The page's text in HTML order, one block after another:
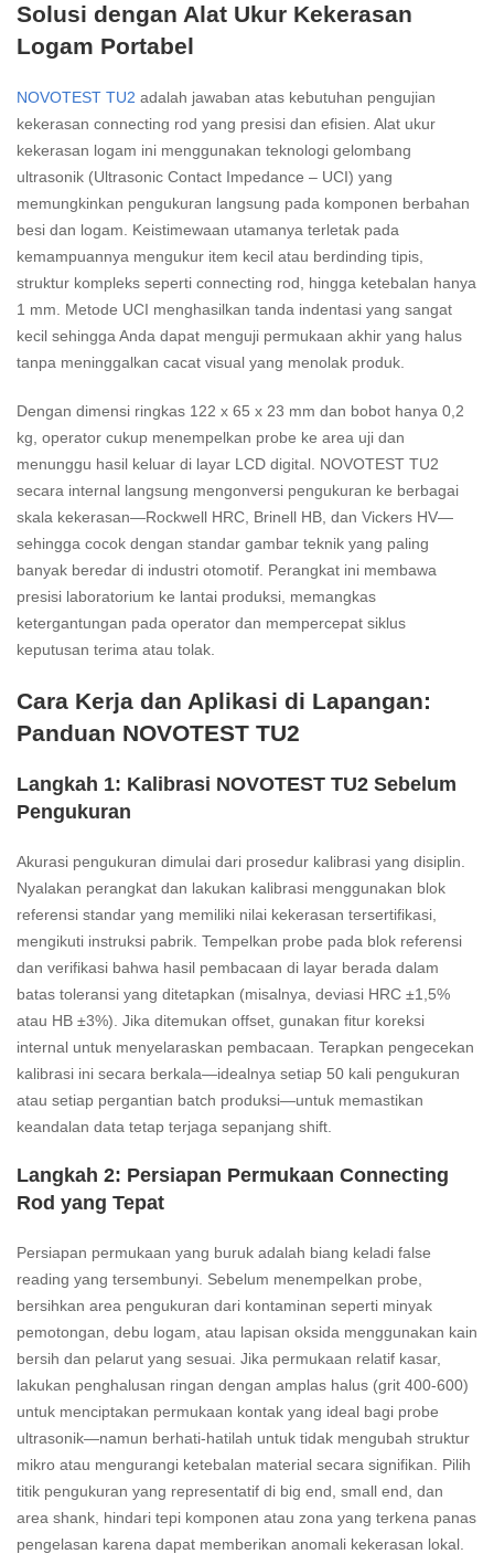
Solusi dengan Alat Ukur Kekerasan
Logam Portabel
NOVOTEST TU2 adalah jawaban atas kebutuhan pengujian
kekerasan connecting rod yang presisi dan efisien. Alat ukur
kekerasan logam ini menggunakan teknologi gelombang
ultrasonik (Ultrasonic Contact Impedance – UCI) yang
memungkinkan pengukuran langsung pada komponen berbahan
besi dan logam. Keistimewaan utamanya terletak pada
kemampuannya mengukur item kecil atau berdinding tipis,
struktur kompleks seperti connecting rod, hingga ketebalan hanya
1 mm. Metode UCI menghasilkan tanda indentasi yang sangat
kecil sehingga Anda dapat menguji permukaan akhir yang halus
tanpa meninggalkan cacat visual yang menolak produk.
Dengan dimensi ringkas 122 x 65 x 23 mm dan bobot hanya 0,2
kg, operator cukup menempelkan probe ke area uji dan
menunggu hasil keluar di layar LCD digital. NOVOTEST TU2
secara internal langsung mengonversi pengukuran ke berbagai
skala kekerasan—Rockwell HRC, Brinell HB, dan Vickers HV—
sehingga cocok dengan standar gambar teknik yang paling
banyak beredar di industri otomotif. Perangkat ini membawa
presisi laboratorium ke lantai produksi, memangkas
ketergantungan pada operator dan mempercepat siklus
keputusan terima atau tolak.
Cara Kerja dan Aplikasi di Lapangan:
Panduan NOVOTEST TU2
Langkah 1: Kalibrasi NOVOTEST TU2 Sebelum
Pengukuran
Akurasi pengukuran dimulai dari prosedur kalibrasi yang disiplin.
Nyalakan perangkat dan lakukan kalibrasi menggunakan blok
referensi standar yang memiliki nilai kekerasan tersertifikasi,
mengikuti instruksi pabrik. Tempelkan probe pada blok referensi
dan verifikasi bahwa hasil pembacaan di layar berada dalam
batas toleransi yang ditetapkan (misalnya, deviasi HRC ±1,5%
atau HB ±3%). Jika ditemukan offset, gunakan fitur koreksi
internal untuk menyelaraskan pembacaan. Terapkan pengecekan
kalibrasi ini secara berkala—idealnya setiap 50 kali pengukuran
atau setiap pergantian batch produksi—untuk memastikan
keandalan data tetap terjaga sepanjang shift.
Langkah 2: Persiapan Permukaan Connecting
Rod yang Tepat
Persiapan permukaan yang buruk adalah biang keladi false
reading yang tersembunyi. Sebelum menempelkan probe,
bersihkan area pengukuran dari kontaminan seperti minyak
pemotongan, debu logam, atau lapisan oksida menggunakan kain
bersih dan pelarut yang sesuai. Jika permukaan relatif kasar,
lakukan penghalusan ringan dengan amplas halus (grit 400-600)
untuk menciptakan permukaan kontak yang ideal bagi probe
ultrasonik—namun berhati-hatilah untuk tidak mengubah struktur
mikro atau mengurangi ketebalan material secara signifikan. Pilih
titik pengukuran yang representatif di big end, small end, dan
area shank, hindari tepi komponen atau zona yang terkena panas
pengelasan karena dapat memberikan anomali kekerasan lokal.